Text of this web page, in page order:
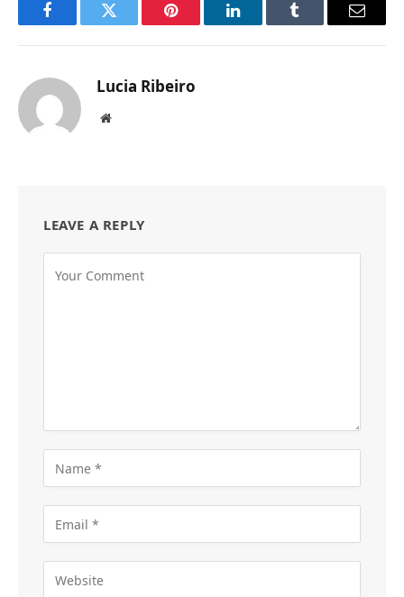
FacebookTwitter Pinterest LinkedInTumblr Email
Lucia Ribeiro
Website
LEAVE A REPLY